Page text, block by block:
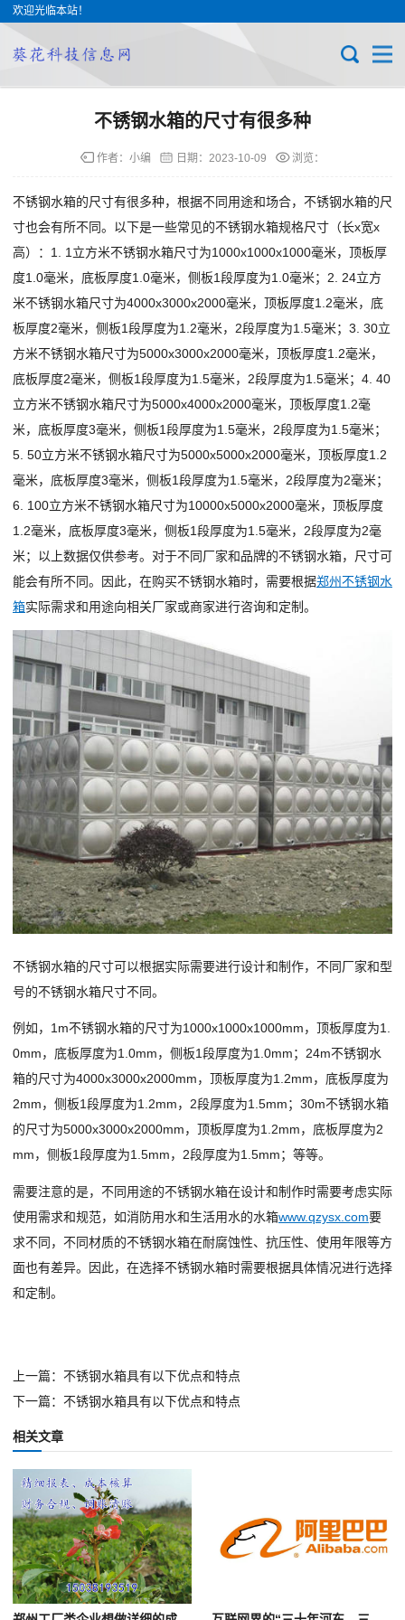
欢迎光临本站！
不锈钢水箱的尺寸有很多种
作者：小编 日期： 2023-10-09 浏览：
不锈钢水箱的尺寸有很多种，根据不同用途和场合，不锈钢水箱的尺
寸也会有所不同。以下是一些常见的不锈钢水箱规格尺寸（长x宽x
高）：1. 1立方米不锈钢水箱尺寸为1000x1000x1000毫米，顶板厚
度1.0毫米，底板厚度1.0毫米，侧板1段厚度为1.0毫米；2. 24立方
米不锈钢水箱尺寸为4000x3000x2000毫米，顶板厚度1.2毫米，底
板厚度2毫米，侧板1段厚度为1.2毫米，2段厚度为1.5毫米；3. 30立
方米不锈钢水箱尺寸为5000x3000x2000毫米，顶板厚度1.2毫米，
底板厚度2毫米，侧板1段厚度为1.5毫米，2段厚度为1.5毫米；4. 40
立方米不锈钢水箱尺寸为5000x4000x2000毫米，顶板厚度1.2毫
米，底板厚度3毫米，侧板1段厚度为1.5毫米，2段厚度为1.5毫米；
5. 50立方米不锈钢水箱尺寸为5000x5000x2000毫米，顶板厚度1.2
毫米，底板厚度3毫米，侧板1段厚度为1.5毫米，2段厚度为2毫米；
6. 100立方米不锈钢水箱尺寸为10000x5000x2000毫米，顶板厚度
1.2毫米，底板厚度3毫米，侧板1段厚度为1.5毫米，2段厚度为2毫
米；以上数据仅供参考。对于不同厂家和品牌的不锈钢水箱，尺寸可
能会有所不同。因此，在购买不锈钢水箱时，需要根据郑州不锈钢水
箱实际需求和用途向相关厂家或商家进行咨询和定制。
不锈钢水箱的尺寸可以根据实际需要进行设计和制作，不同厂家和型
号的不锈钢水箱尺寸不同。
例如，1m不锈钢水箱的尺寸为1000x1000x1000mm，顶板厚度为1.
0mm，底板厚度为1.0mm，侧板1段厚度为1.0mm；24m不锈钢水
箱的尺寸为4000x3000x2000mm，顶板厚度为1.2mm，底板厚度为
2mm，侧板1段厚度为1.2mm，2段厚度为1.5mm；30m不锈钢水箱
的尺寸为5000x3000x2000mm，顶板厚度为1.2mm，底板厚度为2
mm，侧板1段厚度为1.5mm，2段厚度为1.5mm；等等。
需要注意的是，不同用途的不锈钢水箱在设计和制作时需要考虑实际
使用需求和规范，如消防用水和生活用水的水箱www.qzysx.com要
求不同，不同材质的不锈钢水箱在耐腐蚀性、抗压性、使用年限等方
面也有差异。因此，在选择不锈钢水箱时需要根据具体情况进行选择
和定制。
上一篇：不锈钢水箱具有以下优点和特点
下一篇：不锈钢水箱具有以下优点和特点
相关文章